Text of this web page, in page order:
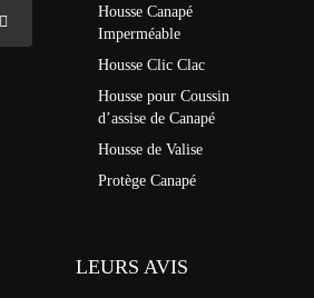
Housse Canapé
Imperméable
Housse Clic Clac
Housse pour Coussin
d’assise de Canapé
Housse de Valise
Protège Canapé
LEURS AVIS